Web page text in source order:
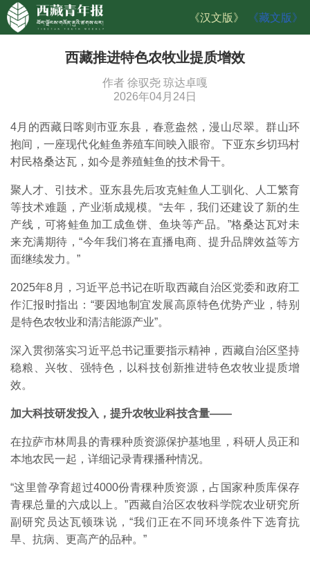
《汉文版》
《藏文版》
西藏推进特色农牧业提质增效
作者 徐驭尧 琼达卓嘎
2026年04月24日
4月的西藏日喀则市亚东县，春意盎然，漫山尽翠。群山环
抱间，一座现代化鲑鱼养殖车间映入眼帘。下亚东乡切玛村
村民格桑达瓦，如今是养殖鲑鱼的技术骨干。
聚人才、引技术。亚东县先后攻克鲑鱼人工驯化、人工繁育
等技术难题，产业渐成规模。“去年，我们还建设了新的生
产线，可将鲑鱼加工成鱼饼、鱼块等产品。”格桑达瓦对未
来充满期待，“今年我们将在直播电商、提升品牌效益等方
面继续发力。”
2025年8月，习近平总书记在听取西藏自治区党委和政府工
作汇报时指出：“要因地制宜发展高原特色优势产业，特别
是特色农牧业和清洁能源产业”。
深入贯彻落实习近平总书记重要指示精神，西藏自治区坚持
稳粮、兴牧、强特色，以科技创新推进特色农牧业提质增
效。
加大科技研发投入，提升农牧业科技含量——
在拉萨市林周县的青稞种质资源保护基地里，科研人员正和
本地农民一起，详细记录青稞播种情况。
“这里曾孕育超过4000份青稞种质资源，占国家种质库保存
青稞总量的六成以上。”西藏自治区农牧科学院农业研究所
副研究员达瓦顿珠说，“我们正在不同环境条件下选育抗
旱、抗病、更高产的品种。”